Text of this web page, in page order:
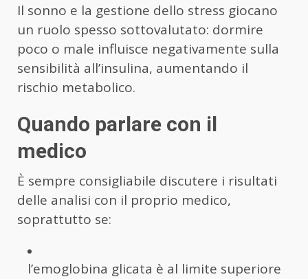
Il sonno e la gestione dello stress giocano
un ruolo spesso sottovalutato: dormire
poco o male influisce negativamente sulla
sensibilità all’insulina, aumentando il
rischio metabolico.
Quando parlare con il
medico
È sempre consigliabile discutere i risultati
delle analisi con il proprio medico,
soprattutto se:
l’emoglobina glicata è al limite superiore